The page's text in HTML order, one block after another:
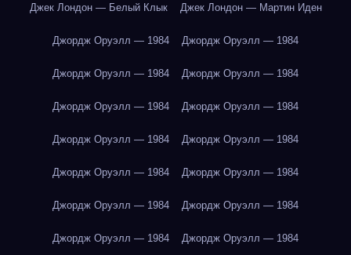
Джек Лондон — Белый Клык Джек Лондон — Мартин Иден
Джордж Оруэлл — 1984 Джордж Оруэлл — 1984
Джордж Оруэлл — 1984 Джордж Оруэлл — 1984
Джордж Оруэлл — 1984 Джордж Оруэлл — 1984
Джордж Оруэлл — 1984 Джордж Оруэлл — 1984
Джордж Оруэлл — 1984 Джордж Оруэлл — 1984
Джордж Оруэлл — 1984 Джордж Оруэлл — 1984
Джордж Оруэлл — 1984 Джордж Оруэлл — 1984